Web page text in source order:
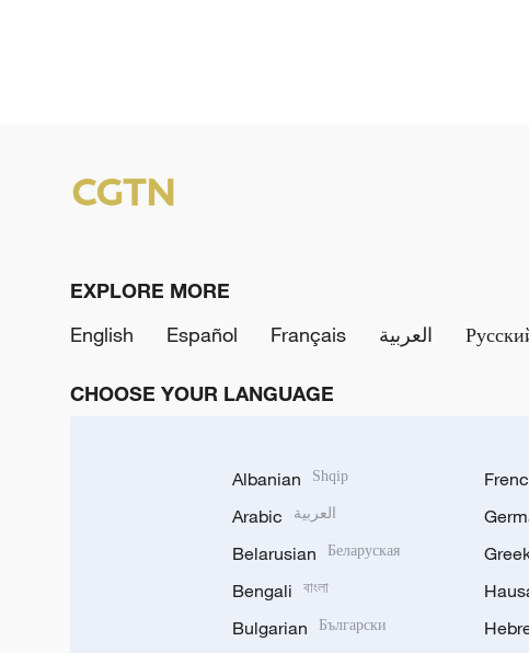
EXPLORE MORE
English
Español Français العربية
CHOOSE YOUR LANGUAGE
Albanian Shqip
Arabic العربية
Belarusian Беларуская
Bengali বাংলা
Bulgarian Български